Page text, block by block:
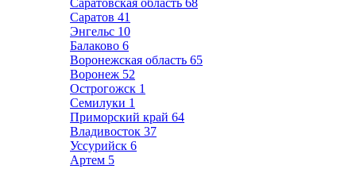
Саратовская область 68
Саратов 41
Энгельс 10
Балаково 6
Воронежская область 65
Воронеж 52
Острогожск 1
Семилуки 1
Приморский край 64
Владивосток 37
Уссурийск 6
Артем 5